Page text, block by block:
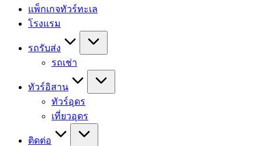
แพ็กเกจทัวร์ทะเล
โรงแรม
รถรับส่ง
รถเช่า
ทัวร์อิสาน
ทัวร์อุดร
เที่ยวอุดร
ติดต่อ